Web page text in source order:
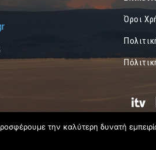
Όροι
την καλύτερη δυνατή